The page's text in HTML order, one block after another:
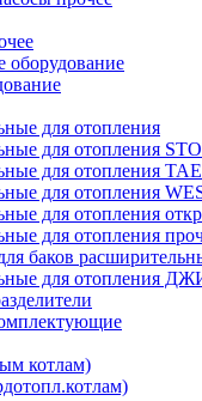
оборудование
для отопления
для отопления
для отопления
для отопления
для отопления
для отопления
баков
для отопления
котлам)